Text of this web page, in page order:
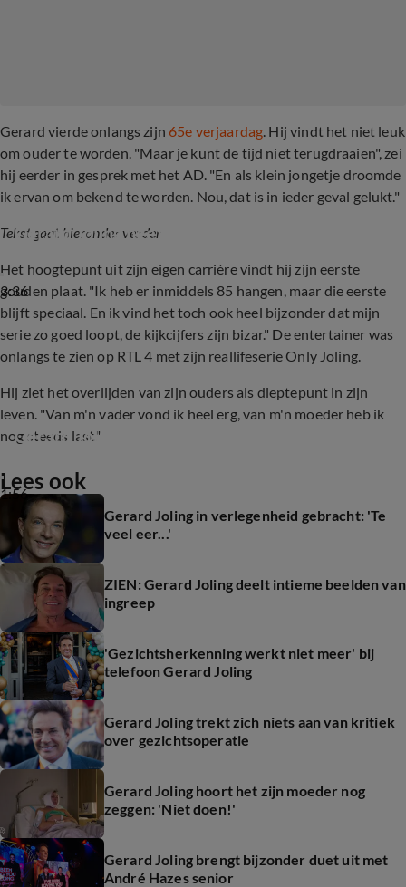
Gerard vierde onlangs zijn 65e verjaardag. Hij vindt het niet leuk
om ouder te worden. "Maar je kunt de tijd niet terugdraaien", zei
hij eerder in gesprek met het AD. "En als klein jongetje droomde
ik ervan om bekend te worden. Nou, dat is in ieder geval gelukt."
Tekst gaat hieronder verder
3:36
Gerard Joling heeft moeite met ouder worden
Het hoogtepunt uit zijn eigen carrière vindt hij zijn eerste
gouden plaat. "Ik heb er inmiddels 85 hangen, maar die eerste
blijft speciaal. En ik vind het toch ook heel bijzonder dat mijn
serie zo goed loopt, de kijkcijfers zijn bizar." De entertainer was
onlangs te zien op RTL 4 met zijn reallifeserie Only Joling.
Hij ziet het overlijden van zijn ouders als dieptepunt in zijn
leven. "Van m'n vader vond ik heel erg, van m'n moeder heb ik
nog steeds last."
1:56
Gerard Joling over zijn soapserie Only Joling
Lees ook
Gerard Joling in verlegenheid gebracht: 'Te
veel eer...'
ZIEN: Gerard Joling deelt intieme beelden van
ingreep
'Gezichtsherkenning werkt niet meer' bij
telefoon Gerard Joling
Gerard Joling trekt zich niets aan van kritiek
over gezichtsoperatie
Gerard Joling hoort het zijn moeder nog
zeggen: 'Niet doen!'
Gerard Joling brengt bijzonder duet uit met
André Hazes senior